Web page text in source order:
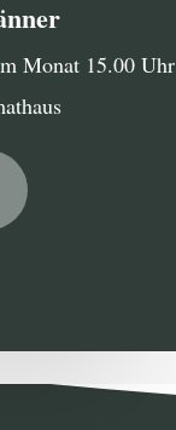
Monat 15.00 Uhr